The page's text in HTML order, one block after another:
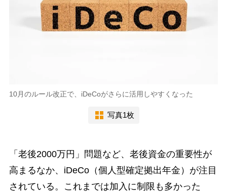
10月のルール改正で、iDeCoがさらに活用しやすくなった
写真1枚
「老後2000万円」問題など、老後資金の重要性が
高まるなか、iDeCo（個人型確定拠出年金）が注目
されている。これまでは加入に制限も多かった